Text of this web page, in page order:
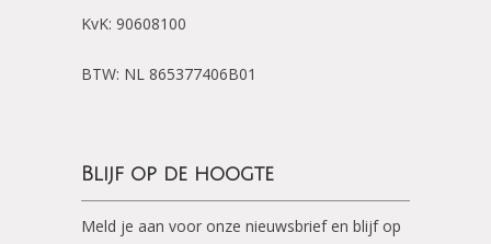
KvK: 90608100
BTW: NL 865377406B01
Blijf op de hoogte
Meld je aan voor onze nieuwsbrief en blijf op